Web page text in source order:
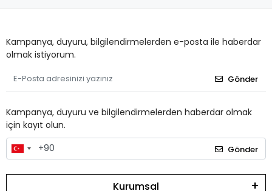
Kampanya, duyuru, bilgilendirmelerden e-posta ile haberdar
olmak istiyorum.
Gönder
Kampanya, duyuru ve bilgilendirmelerden haberdar olmak
için kayıt olun.
Gönder
Kurumsal